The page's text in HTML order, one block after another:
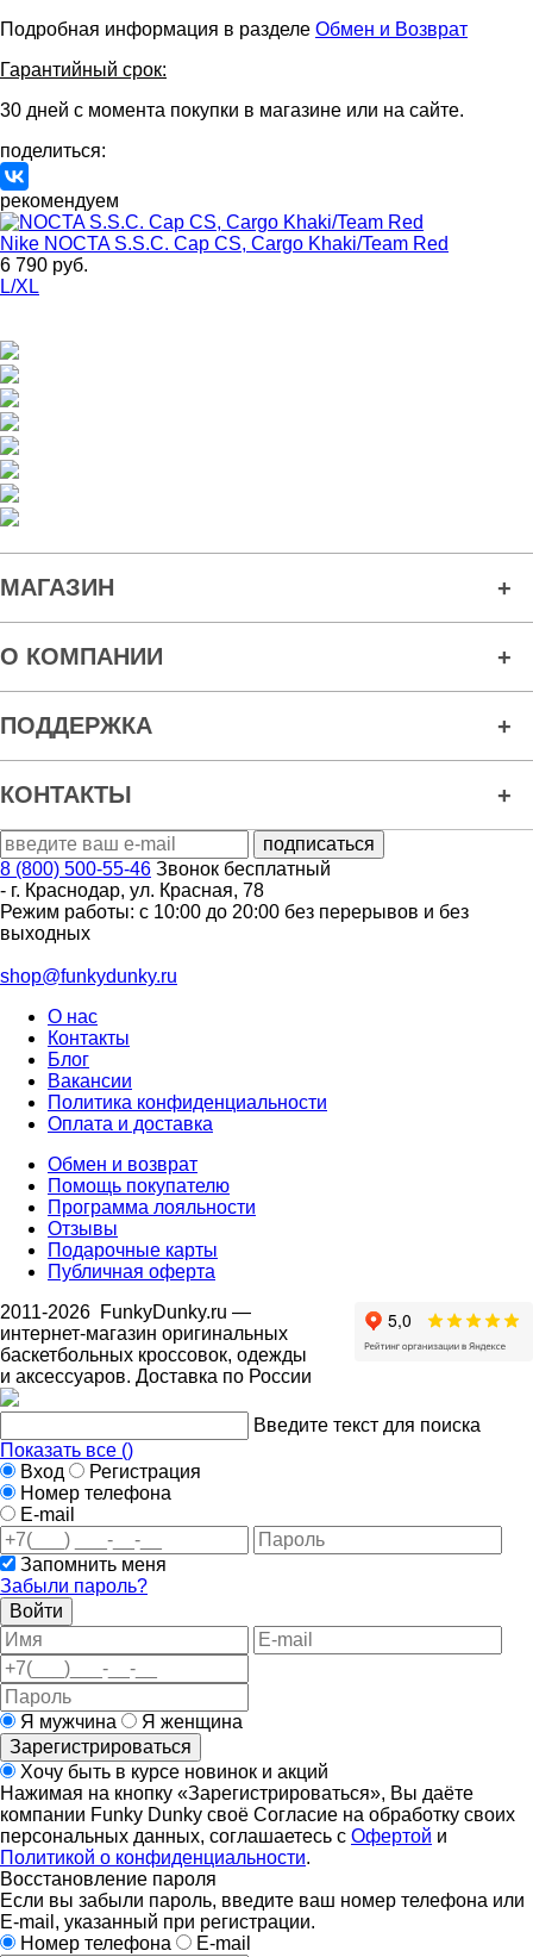
Подробная информация в разделе Обмен и Возврат
Гарантийный срок:
30 дней с момента покупки в магазине или на сайте.
поделиться:
рекомендуем
Nike NOCTA S.S.C. Cap CS, Cargo Khaki/Team Red
6 790 руб.
L/XL
МАГАЗИН
О КОМПАНИИ
ПОДДЕРЖКА
КОНТАКТЫ
8 (800) 500-55-46 Звонок бесплатный
- г. Краснодар, ул. Красная, 78
Режим работы: с 10:00 до 20:00 без перерывов и без
выходных
shop@funkydunky.ru
О нас
Контакты
Блог
Вакансии
Политика конфиденциальности
Оплата и доставка
Обмен и возврат
Помощь покупателю
Программа лояльности
Отзывы
Подарочные карты
Публичная оферта
2011-2026 FunkyDunky.ru —
интернет-магазин оригинальных
баскетбольных кроссовок, одежды
и аксессуаров. Доставка по России
Введите текст для поиска
Показать все ()
Вход
Регистрация
Номер телефона
E-mail
Запомнить меня
Забыли пароль?
Войти
Я мужчина
Я женщина
Зарегистрироваться
Хочу быть в курсе новинок и акций
Нажимая на кнопку «Зарегистрироваться», Вы даёте
компании Funky Dunky своё Согласие на обработку своих
персональных данных, соглашаетесь с Офертой и
Политикой о конфиденциальности.
Восстановление пароля
Если вы забыли пароль, введите ваш номер телефона или
E-mail, указанный при регистрации.
Номер телефона
E-mail